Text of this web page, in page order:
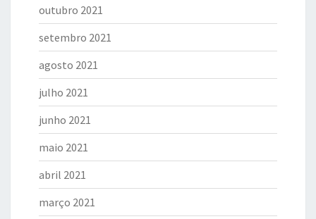
outubro 2021
setembro 2021
agosto 2021
julho 2021
junho 2021
maio 2021
abril 2021
março 2021